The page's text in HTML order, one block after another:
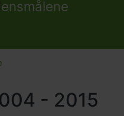
- 2015